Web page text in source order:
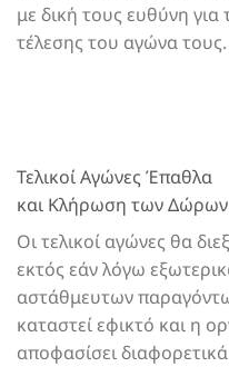
με δική τους ευθύνη
τέλεσης του αγώνα τους.
Τελικοί Αγώνες Έπαθλα
και Κλήρωση των Δώρων
Οι τελικοί αγώνες θα
εκτός εάν λόγω
αστάθμευτων
καταστεί εφικτό και η
αποφασίσει